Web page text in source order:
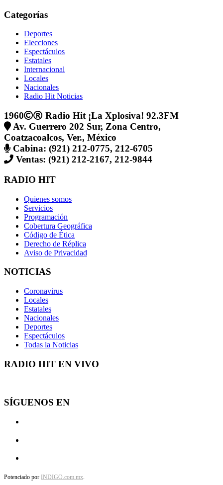
Categorías
Deportes
Elecciones
Espectáculos
Estatales
Internacional
Locales
Nacionales
Radio Hit Noticias
1960
Radio Hit ¡La Xplosiva! 92.3FM
Av. Guerrero 202 Sur, Zona Centro,
Coatzacoalcos, Ver., México
Cabina: (921) 212-0775, 212-6705
Ventas: (921) 212-2167, 212-9844
RADIO HIT
Quienes somos
Servicios
Programación
Cobertura Geográfica
Código de Ética
Derecho de Réplica
Aviso de Privacidad
NOTICIAS
Coronavirus
Locales
Estatales
Nacionales
Deportes
Espectáculos
Todas la Noticias
RADIO HIT EN VIVO
SÍGUENOS EN
Potenciado por INDIGO.com.mx.